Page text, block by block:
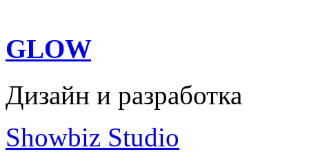
GLOW
Дизайн и разработка
Showbiz Studio